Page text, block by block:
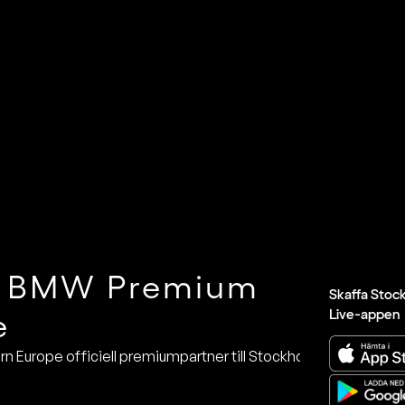
Skaffa
Live-appen
Premium
Europe officiell premiumpartner till Stockholm